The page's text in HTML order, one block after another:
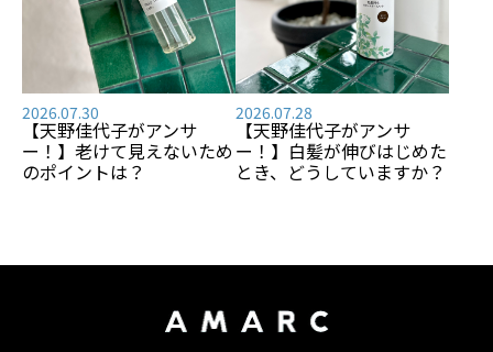
2026.07.30
【天野佳代子がアンサ
ー！】老けて見えないため
のポイントは？
2026.07.28
【天野佳代子がアンサ
ー！】白髪が伸びはじめた
とき、どうしていますか？